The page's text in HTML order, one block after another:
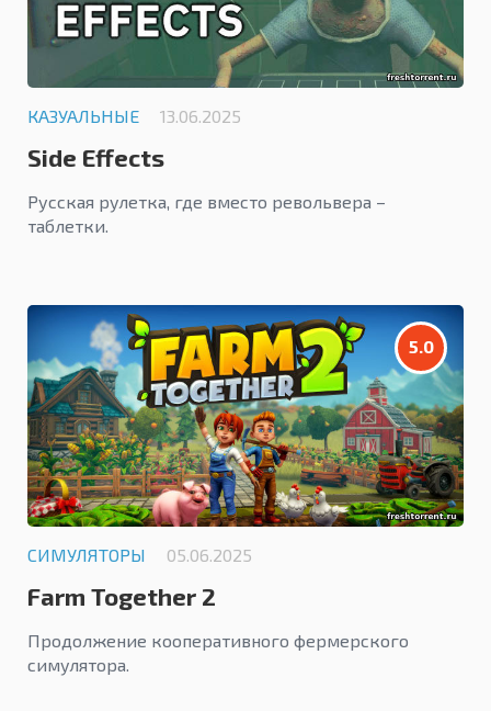
КАЗУАЛЬНЫЕ 13.06.2025
Side Effects
Русская рулетка, где вместо револьвера –
таблетки.
5.0
СИМУЛЯТОРЫ 05.06.2025
Farm Together 2
Продолжение кооперативного фермерского
симулятора.